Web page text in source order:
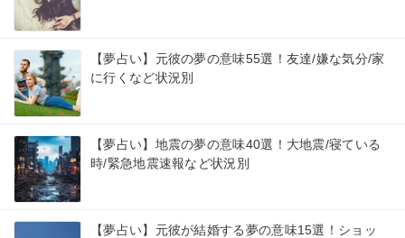
【夢占い】元彼の夢の意味55選！友達/嫌な気分/家
に行くなど状況別
【夢占い】地震の夢の意味40選！大地震/寝ている
時/緊急地震速報など状況別
【夢占い】元彼が結婚する夢の意味15選！ショッ